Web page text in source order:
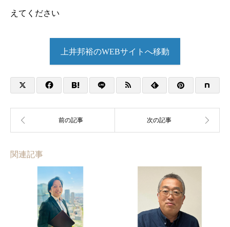
えてください
上井邦裕のWEBサイトへ移動
関連記事